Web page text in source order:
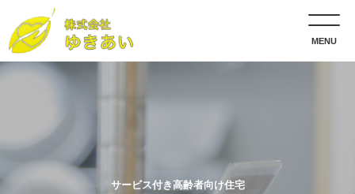
MENU
サービス付き高齢者向け住宅